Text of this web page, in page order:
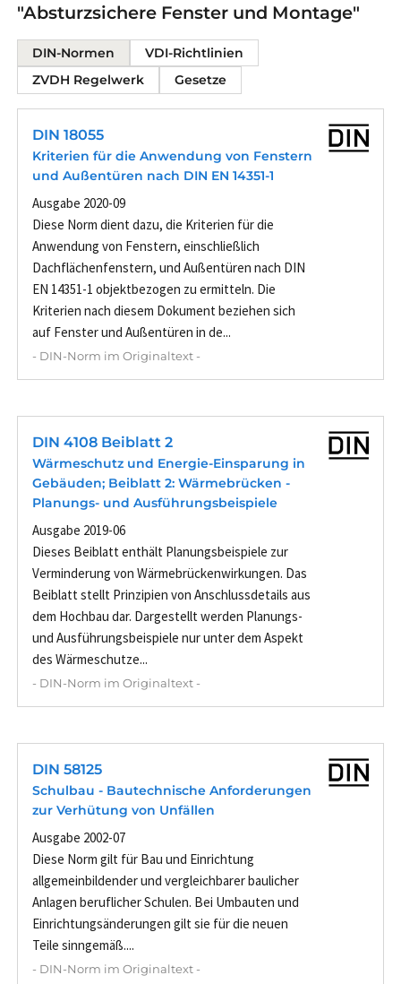
"Absturzsichere Fenster und Montage"
DIN-Normen
VDI-Richtlinien
ZVDH Regelwerk
Gesetze
DIN 18055
Kriterien für die Anwendung von Fenstern
und Außentüren nach DIN EN 14351-1
Ausgabe 2020-09
Diese Norm dient dazu, die Kriterien für die
Anwendung von Fenstern, einschließlich
Dachflächenfenstern, und Außentüren nach DIN
EN 14351-1 objektbezogen zu ermitteln. Die
Kriterien nach diesem Dokument beziehen sich
auf Fenster und Außentüren in de...
- DIN-Norm im Originaltext -
DIN 4108 Beiblatt 2
Wärmeschutz und Energie-Einsparung in
Gebäuden; Beiblatt 2: Wärmebrücken -
Planungs- und Ausführungsbeispiele
Ausgabe 2019-06
Dieses Beiblatt enthält Planungsbeispiele zur
Verminderung von Wärmebrückenwirkungen. Das
Beiblatt stellt Prinzipien von Anschlussdetails aus
dem Hochbau dar. Dargestellt werden Planungs-
und Ausführungsbeispiele nur unter dem Aspekt
des Wärmeschutze...
- DIN-Norm im Originaltext -
DIN 58125
Schulbau - Bautechnische Anforderungen
zur Verhütung von Unfällen
Ausgabe 2002-07
Diese Norm gilt für Bau und Einrichtung
allgemeinbildender und vergleichbarer baulicher
Anlagen beruflicher Schulen. Bei Umbauten und
Einrichtungsänderungen gilt sie für die neuen
Teile sinngemäß....
- DIN-Norm im Originaltext -